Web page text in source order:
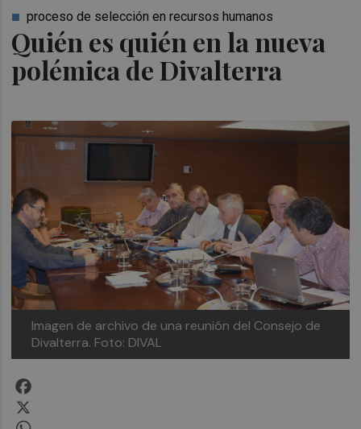
Quién es quién en la nueva
polémica de Divalterra
proceso de selección en recursos humanos
Imagen de archivo de una reunión del Consejo de
Divalterra. Foto: DIVAL